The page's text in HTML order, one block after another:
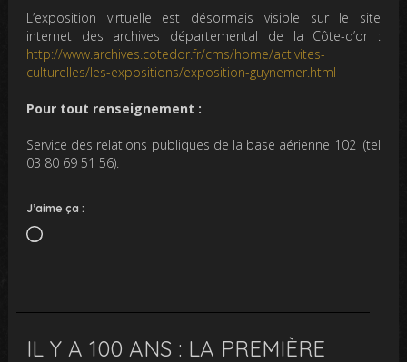
L’exposition virtuelle est désormais visible sur le site
internet des archives départemental de la Côte-d’or :
http://www.archives.cotedor.fr/cms/home/activites-
culturelles/les-expositions/exposition-guynemer.html
Pour tout renseignement :
Service des relations publiques de la base aérienne 102 (tel
03 80 69 51 56).
J’aime ça :
Chargement…
IL Y A 100 ANS : LA PREMIÈRE